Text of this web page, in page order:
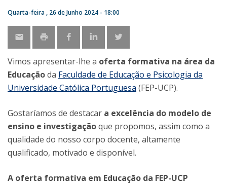
Quarta-feira , 26 de Junho 2024 - 18:00
Vimos apresentar-lhe a oferta formativa na área da
Educaçãoda Faculdade de Educação e Psicologia da
Universidade Católica Portuguesa (FEP-UCP).
Gostaríamos de destacar a excelência do modelo de
ensino e investigaçãoque propomos, assim como a
qualidade do nosso corpo docente, altamente
qualificado, motivado e disponível.
A oferta formativa em Educação da FEP-UCP